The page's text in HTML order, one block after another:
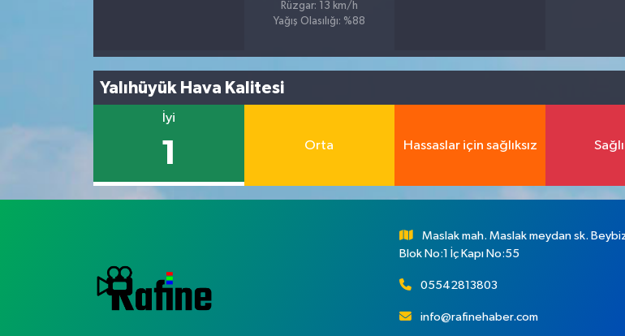
Rüzgar: 13 km/h
Yağış Olasılığı: %88
Yalıhüyük Hava Kalitesi
İyi
1 Orta Hassaslar için sağlıksız
Maslak mah. Maslak meydan sk.
Blok No:1 İç Kapı No:55
05542813803
info@rafinehaber.com